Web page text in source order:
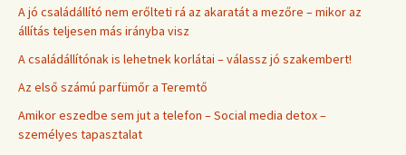
A jó családállító nem erőlteti rá az akaratát a mezőre – mikor az
állítás teljesen más irányba visz
A családállítónak is lehetnek korlátai – válassz jó szakembert!
Az első számú parfümőr a Teremtő
Amikor eszedbe sem jut a telefon – Social media detox –
személyes tapasztalat